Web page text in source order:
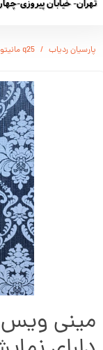
پارسیان ردیاب q25 مانیتور دار
مینی ویس